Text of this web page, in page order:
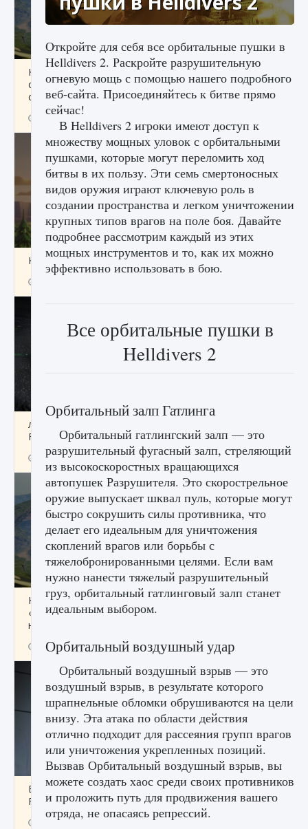
Как исправить ошибку Palworld «Идет
сохранение мира — Невозможно начать
сохранение данных мира»
9 августа 2024
Как заработать медали лиги Clash of Clans
лицензии, лиги, команды и стадионы в EA
FC 25
9 августа 2024 2 395 0 2
Как исправить ошибку Palworld EPalworld
«Идет сохранение мира — Невозможно
начать сохранение данных мира»
9 августа 2024 2 711 0 0
Все новые функции в режиме карьеры EA
FC 25
9 августа 2024 2 096
Откройте для себя все орбитальные пушки в
Helldivers 2. Раскройте разрушительную
огневую мощь с помощью нашего подробного
веб-сайта. Присоединяйтесь к битве прямо
сейчас!
В Helldivers 2 игроки имеют доступ к
множеству мощных уловок с орбитальными
пушками, которые могут переломить ход
битвы в их пользу. Эти семь смертоносных
видов оружия играют ключевую роль в
создании пространства и легком уничтожении
крупных типов врагов на поле боя. Давайте
подробнее рассмотрим каждый из этих
мощных инструментов и то, как их можно
эффективно использовать в бою.
Все орбитальные пушки в
Helldivers 2
Орбитальный залп Гатлинга
Орбитальный гатлингский залп — это
разрушительный фугасный залп, стреляющий
из высокоскоростных вращающихся
автопушек Разрушителя. Это скорострельное
оружие выпускает шквал пуль, которые могут
быстро сокрушить силы противника, что
делает его идеальным для уничтожения
скоплений врагов или борьбы с
тяжелобронированными целями. Если вам
нужно нанести тяжелый разрушительный
груз, орбитальный гатлинговый залп станет
идеальным выбором.
Орбитальный воздушный удар
Орбитальный воздушный взрыв — это
воздушный взрыв, в результате которого
шрапнельные обломки обрушиваются на цели
внизу. Эта атака по области действия
отлично подходит для рассеяния групп врагов
или уничтожения укрепленных позиций.
Вызвав Орбитальный воздушный взрыв, вы
можете создать хаос среди своих противников
и проложить путь для продвижения вашего
отряда, не опасаясь репрессий.